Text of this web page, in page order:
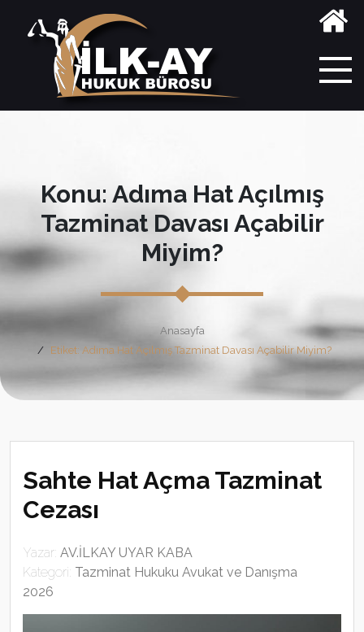
Konu: Adıma Hat Açılmış
Tazminat Davası Açabilir
Miyim?
Anasayfa
Etiket: Adıma Hat Açılmış Tazminat Davası Açabilir Miyim?
Sahte Hat Açma Tazminat
Cezası
Yazar: AV.İLKAY UYAR KABA
Kategori: Tazminat Hukuku Avukat ve Danışma
2026